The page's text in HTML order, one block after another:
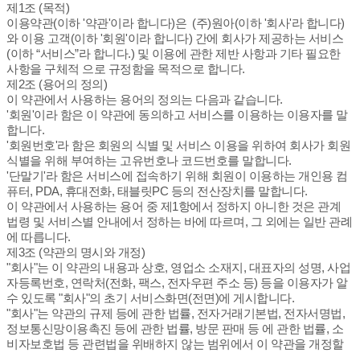
제1조 (목적)
이용약관(이하 '약관'이라 합니다)은 (주)원아(이하 '회사'라 합니다)
와 이용 고객(이하 '회원'이라 합니다) 간에 회사가 제공하는 서비스
(이하 “서비스”라 합니다.) 및 이용에 관한 제반 사항과 기타 필요한
사항을 구체적 으로 규정함을 목적으로 합니다.
제2조 (용어의 정의)
이 약관에서 사용하는 용어의 정의는 다음과 같습니다.
'회원'이라 함은 이 약관에 동의하고 서비스를 이용하는 이용자를 말
합니다.
'회원번호'라 함은 회원의 식별 및 서비스 이용을 위하여 회사가 회원
식별을 위해 부여하는 고유번호나 코드번호를 말합니다.
'단말기'라 함은 서비스에 접속하기 위해 회원이 이용하는 개인용 컴
퓨터, PDA, 휴대전화, 태블릿PC 등의 전산장치를 말합니다.
이 약관에서 사용하는 용어 중 제1항에서 정하지 아니한 것은 관계
법령 및 서비스별 안내에서 정하는 바에 따르며, 그 외에는 일반 관례
에 따릅니다.
제3조 (약관의 명시와 개정)
"회사"는 이 약관의 내용과 상호, 영업소 소재지, 대표자의 성명, 사업
자등록번호, 연락처(전화, 팩스, 전자우편 주소 등) 등을 이용자가 알
수 있도록 "회사"의 초기 서비스화면(전면)에 게시합니다.
"회사"는 약관의 규제 등에 관한 법률, 전자거래기본법, 전자서명법,
정보통신망이용촉진 등에 관한 법률, 방문 판매 등 에 관한 법률, 소
비자보호법 등 관련법을 위배하지 않는 범위에서 이 약관을 개정할